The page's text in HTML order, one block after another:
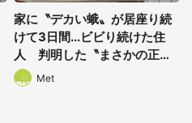
家に〝デカい蛾〟が居座り続
けて3日間...ビビり続けた住
人 判明した〝まさかの正
体〟に14万人も困惑
Met